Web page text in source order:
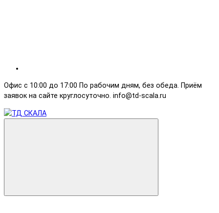
Офис с 10:00 до 17:00 По рабочим дням, без обеда. Приём
заявок на сайте круглосуточно. info@td-scala.ru